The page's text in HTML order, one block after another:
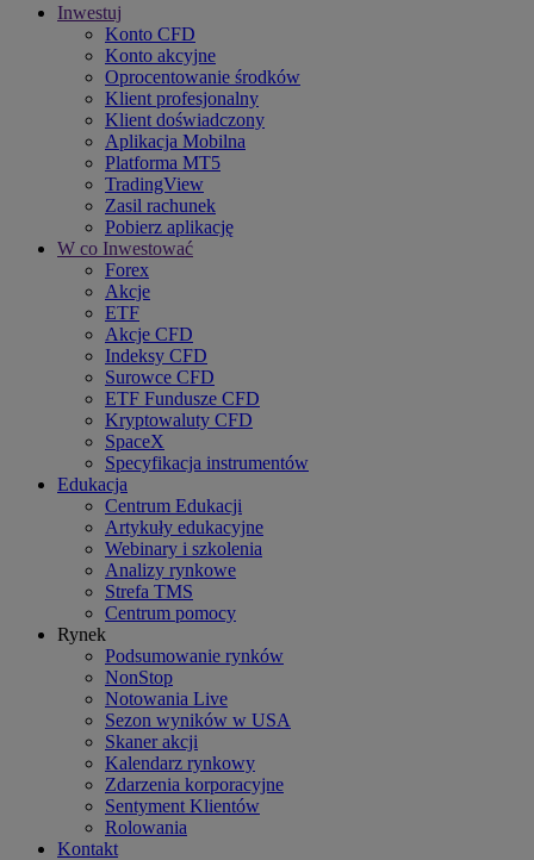
Inwestuj
Konto CFD
Konto akcyjne
Oprocentowanie środków
Klient profesjonalny
Klient doświadczony
Aplikacja Mobilna
Platforma MT5
TradingView
Zasil rachunek
Pobierz aplikację
W co Inwestować
Forex
Akcje
ETF
Akcje CFD
Indeksy CFD
Surowce CFD
ETF Fundusze CFD
Kryptowaluty CFD
SpaceX
Specyfikacja instrumentów
Edukacja
Centrum Edukacji
Artykuły edukacyjne
Webinary i szkolenia
Analizy rynkowe
Strefa TMS
Centrum pomocy
Rynek
Podsumowanie rynków
NonStop
Notowania Live
Sezon wyników w USA
Skaner akcji
Kalendarz rynkowy
Zdarzenia korporacyjne
Sentyment Klientów
Rolowania
Kontakt